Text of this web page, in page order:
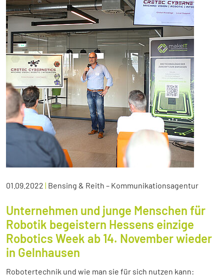
01.09.2022 | Bensing & Reith – Kommunikationsagentur
Unternehmen und junge Menschen für
Robotik begeistern Hessens einzige
Robotics Week ab 14. November wieder
in Gelnhausen
Robotertechnik und wie man sie für sich nutzen kann: